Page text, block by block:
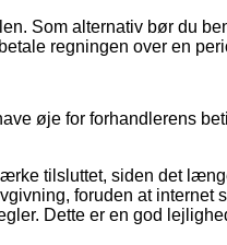
Som alternativ bør du
regningen over en
øje for forhandlerens
tilsluttet, siden det
foruden at internet
Dette er en god